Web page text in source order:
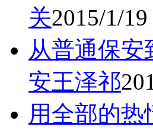
关2015/1/19
从普通保
安王泽祁
用全部的